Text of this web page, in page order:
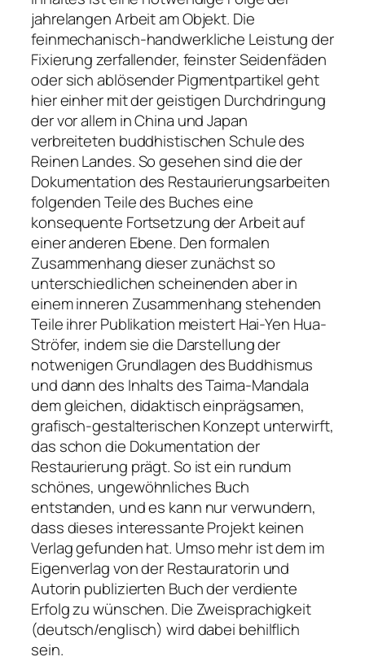
jahrelangen Arbeit am Objekt. Die
feinmechanisch-handwerkliche Leistung der
Fixierung zerfallender, feinster Seidenfäden
oder sich ablösender Pigmentpartikel geht
hier einher mit der geistigen Durchdringung
der vor allem in China und Japan
verbreiteten buddhistischen Schule des
Reinen Landes. So gesehen sind die der
Dokumentation des Restaurierungsarbeiten
folgenden Teile des Buches eine
konsequente Fortsetzung der Arbeit auf
einer anderen Ebene. Den formalen
Zusammenhang dieser zunächst so
unterschiedlichen scheinenden aber in
einem inneren Zusammenhang stehenden
Teile ihrer Publikation meistert Hai-Yen Hua-
Ströfer, indem sie die Darstellung der
notwenigen Grundlagen des Buddhismus
und dann des Inhalts des Taima-Mandala
dem gleichen, didaktisch einprägsamen,
grafisch-gestalterischen Konzept unterwirft,
das schon die Dokumentation der
Restaurierung prägt. So ist ein rundum
schönes, ungewöhnliches Buch
entstanden, und es kann nur verwundern,
dass dieses interessante Projekt keinen
Verlag gefunden hat. Umso mehr ist dem im
Eigenverlag von der Restauratorin und
Autorin publizierten Buch der verdiente
Erfolg zu wünschen. Die Zweisprachigkeit
(deutsch/englisch) wird dabei behilflich
sein.